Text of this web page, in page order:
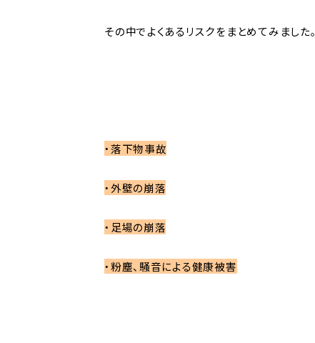
その中でよくあるリスクをまとめてみました。
・落下物事故
・外壁の崩落
・足場の崩落
・粉塵、騒音による健康被害